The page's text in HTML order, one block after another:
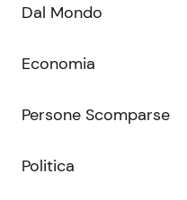
Dal Mondo
Economia
Persone Scomparse
Politica